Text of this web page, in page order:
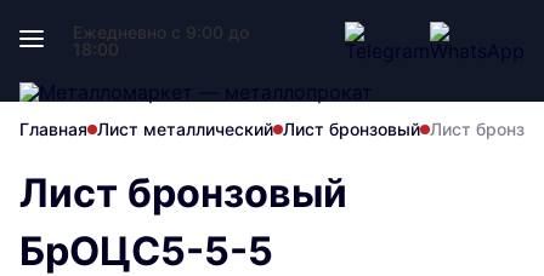
Ежедневно с 9:00 до
18:00
Главная Лист металлический Лист бронзовый Лист
Лист бронзовый
БрОЦС5-5-5